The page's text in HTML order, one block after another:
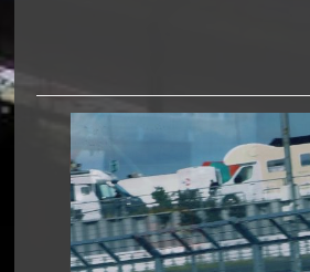
Gewicht:
Antrieb: